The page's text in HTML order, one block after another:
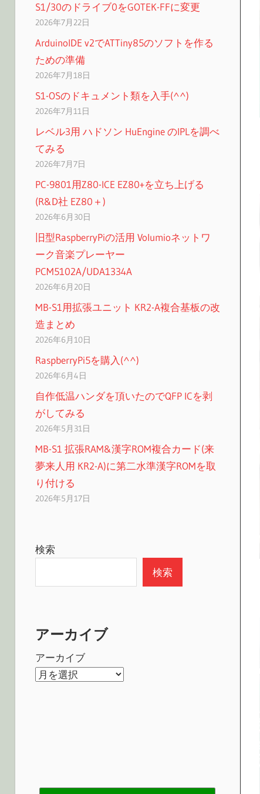
S1/30のドライブ0をGOTEK-FFに変更
2026年7月22日
ArduinoIDE v2でATTiny85のソフトを作る
ための準備
2026年7月18日
S1-OSのドキュメント類を入手(^^)
2026年7月11日
レベル3用 ハドソン HuEngine のIPLを調べ
てみる
2026年7月7日
PC-9801用Z80-ICE EZ80+を立ち上げる
(R&D社 EZ80＋)
2026年6月30日
旧型RaspberryPiの活用 Volumioネットワ
ーク音楽プレーヤー
PCM5102A/UDA1334A
2026年6月20日
MB-S1用拡張ユニット KR2-A複合基板の改
造まとめ
2026年6月10日
RaspberryPi5を購入(^^)
2026年6月4日
自作低温ハンダを頂いたのでQFP ICを剥
がしてみる
2026年5月31日
MB-S1 拡張RAM&漢字ROM複合カード(来
夢来人用 KR2-A)に第二水準漢字ROMを取
り付ける
2026年5月17日
検索
検索
アーカイブ
アーカイブ